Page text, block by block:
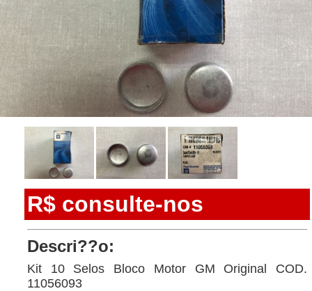
R$ consulte-nos
Descri??o:
Kit 10 Selos Bloco Motor GM Original COD.
11056093